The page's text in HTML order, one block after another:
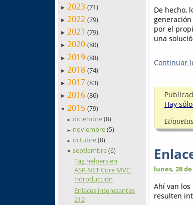
► 2023 (71)
► 2022 (79)
► 2021 (79)
► 2020 (80)
► 2019 (88)
► 2018 (74)
► 2017 (83)
► 2016 (86)
▼ 2015 (79)
► diciembre(8)
► noviembre(5)
► octubre(8)
▼ septiembre(6)
Tag helpers en
ASP.NET Core MVC:
Introducción
Enlaces interesantes
212
De hecho,
por el
una
Continuar
Hay
lunes, 28
Ahí van los
resulten